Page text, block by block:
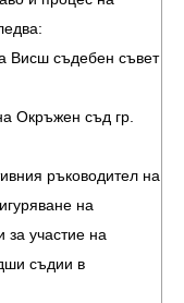
Висш съдебен съвет
Окръжен съд гр.
ръководител на
на
за участие на
съдии в